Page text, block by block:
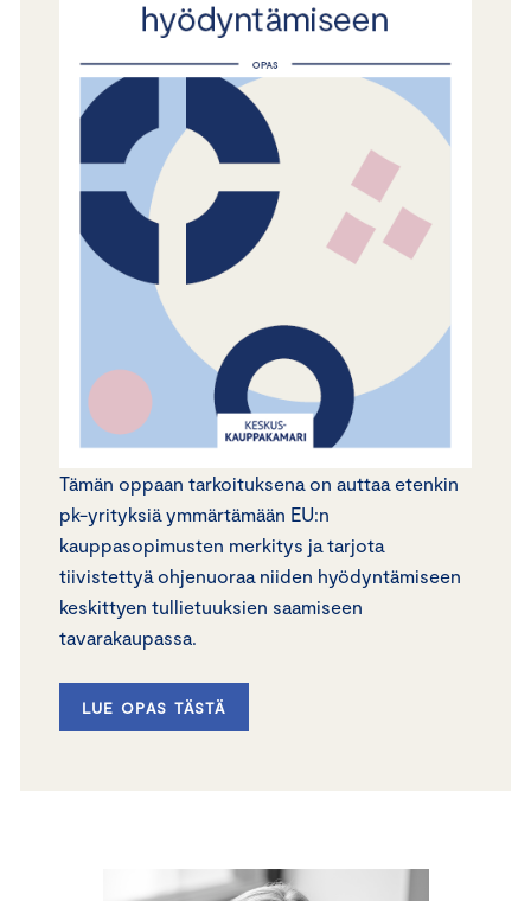
Tämän oppaan tarkoituksena on auttaa etenkin
pk-yrityksiä ymmärtämään EU:n
kauppasopimusten merkitys ja tarjota
tiivistettyä ohjenuoraa niiden hyödyntämiseen
keskittyen tullietuuksien saamiseen
tavarakaupassa.
LUE OPAS TÄSTÄ